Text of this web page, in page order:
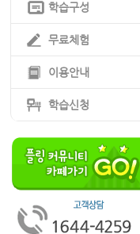
학습구성
무료체험
이용안내
학습신청